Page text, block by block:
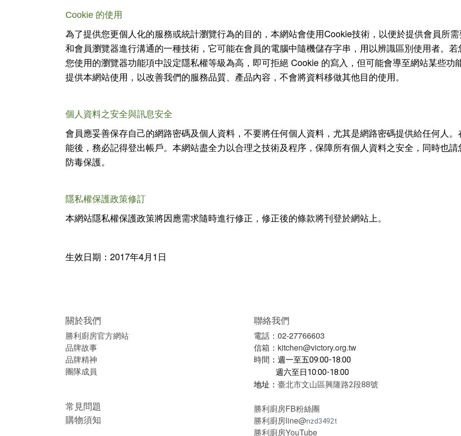
Cookie 的使用
為了提供您更個人化的服務或統計瀏覽行為的目的，本網站會使用Cookie技術，以便於提供會員所需
和會員瀏覽器進行溝通的一種技術，它可能在會員的電腦中隨機儲存字串，用以辨識區別使用者。若
您使用的瀏覽器功能項中設定隱私權等級為高，即可拒絕 Cookie 的寫入，但可能會導至網站某些功
提供本網站使用，以改善我們的服務品質、產品內容，不會將資料移做其他目的使用。
個人資料之安全與訊息安全
會員應妥善保存自己的網路密碼及個人資料，不要將任何個人資料，尤其是網路密碼提供給任何人
能後，務必記得登出帳戶。本網站盡全力以合理之技術及程序，保障所有個人資料之安全，同時也
防毒保護。
隱私權保護政策修訂
本網站隱私權保護政策將因應需求隨時進行修正，修正後的條款將刊登於網站上。
生效日期： 2017年4 月 1 日
關於我們
勝利廚房官方網站
品牌故事
品牌精神
團隊成員
常見問題
購物須知
聯絡我們
電話：02-27766603
信箱：kitchen@victory.org.tw
時間 ： 週一至五09:00-18:00
週六至日10:00-18:00
地址： 臺北市文山區興隆路2段88號
勝利廚房FB粉絲團
勝利廚房line@nzd3492t
勝利廚房YouTube